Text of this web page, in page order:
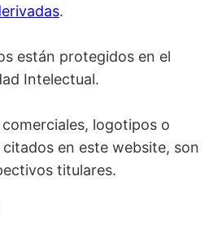
.
están protegidos en el
Intelectual.
logotipos o
en este website, son
titulares.